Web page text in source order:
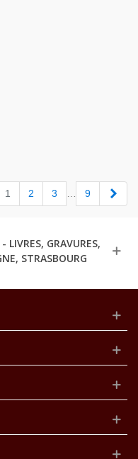
1 2 3 9
LIVRES, GRAVURES,
STRASBOURG